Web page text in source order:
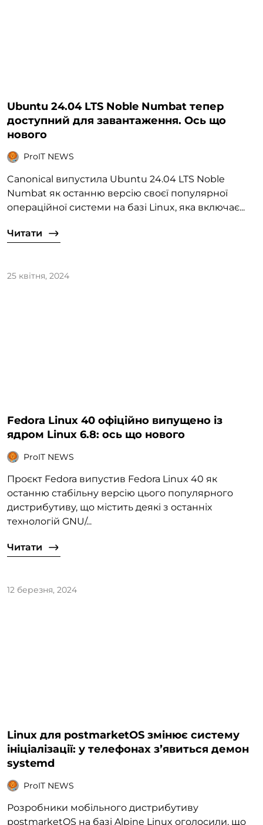
Ubuntu 24.04 LTS Noble Numbat тепер
доступний для завантаження. Ось що
нового
ProIT NEWS
Canonical випустила Ubuntu 24.04 LTS Noble
Numbat як останню версію своєї популярної
операційної системи на базі Linux, яка включає...
Читати
25 квітня, 2024
Fedora Linux 40 офіційно випущено із
ядром Linux 6.8: ось що нового
ProIT NEWS
Проєкт Fedora випустив Fedora Linux 40 як
останню стабільну версію цього популярного
дистрибутиву, що містить деякі з останніх
технологій GNU/...
Читати
12 березня, 2024
Linux для postmarketOS змінює систему
ініціалізації: у телефонах зʼявиться демон
systemd
ProIT NEWS
Розробники мобільного дистрибутиву
postmarketOS на базі Alpine Linux оголосили, що